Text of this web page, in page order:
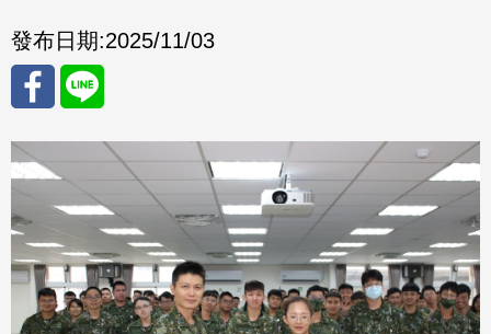
發布日期:2025/11/03
分享
至
Fac
eBo
ok
分享
至
Line